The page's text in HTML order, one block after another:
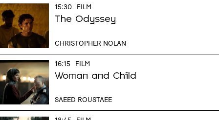
15:30 FILM
The Odyssey
CHRISTOPHER NOLAN
16:15 FILM
Woman and Child
SAEED ROUSTAEE